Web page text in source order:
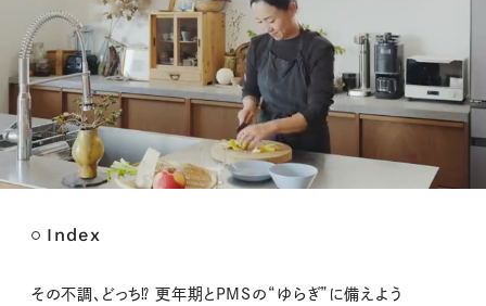
Index
その不調、どっち⁉ 更年期とPMSの“ゆらぎ”に備えよう